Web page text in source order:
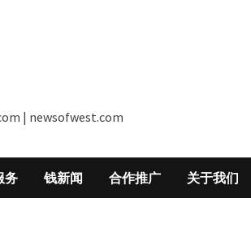
| newsofwest.com
务 钱新闻 合作推广 关于我们